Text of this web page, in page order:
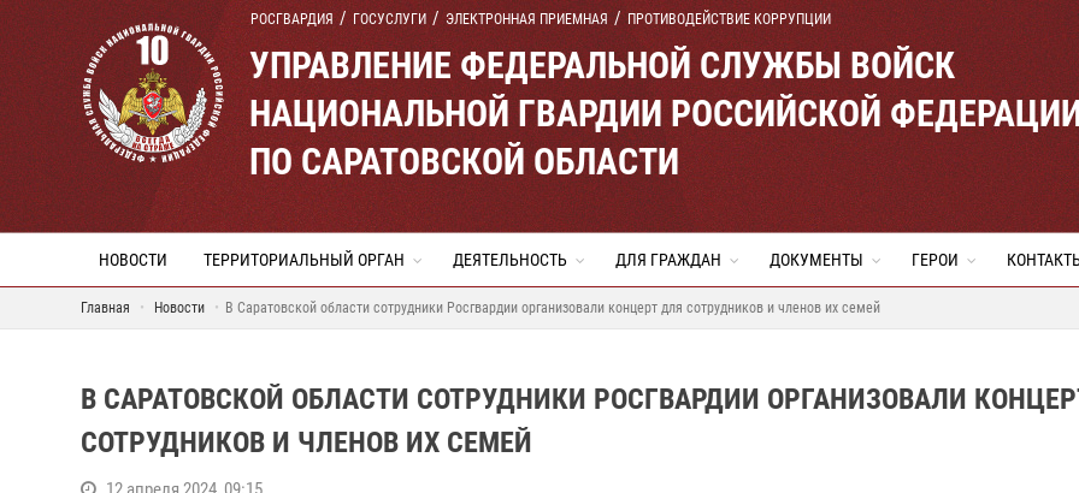
РОСГВАРДИЯ ГОСУСЛУГИ ЭЛЕКТРОННАЯ ПРИЕМНАЯ ПРОТИВОДЕЙСТВИЕ КОРРУПЦИИ
УПРАВЛЕНИЕ ФЕДЕРАЛЬНОЙ СЛУЖБЫ ВОЙСК
НАЦИОНАЛЬНОЙ ГВАРДИИ РОССИЙСКОЙ
ПО САРАТОВСКОЙ ОБЛАСТИ
НОВОСТИ ТЕРРИТОРИАЛЬНЫЙ ОРГАН ДЕЯТЕЛЬНОСТЬ ДЛЯ ГРАЖДАН ДОКУМЕНТЫ ГЕРОИ
Главная Новости В Саратовской области сотрудники Росгвардии организовали концерт для сотрудников и членов их семей
В САРАТОВСКОЙ ОБЛАСТИ СОТРУДНИКИ РОСГВАРДИИ ОРГАНИЗОВАЛИ
СОТРУДНИКОВ И ЧЛЕНОВ ИХ СЕМЕЙ